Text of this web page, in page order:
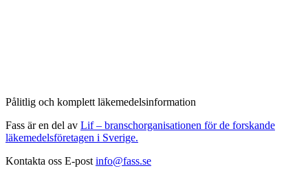
Pålitlig och komplett läkemedelsinformation
Fass är en del av Lif – branschorganisationen för de forskande
läkemedelsföretagen i Sverige.
Kontakta oss E-post info@fass.se